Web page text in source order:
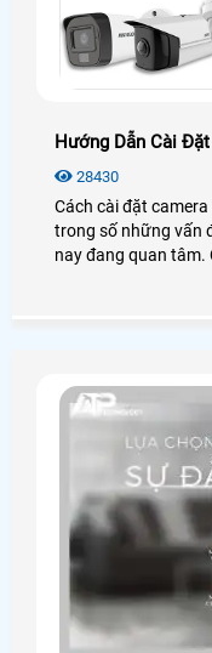
Hướng Dẫn Cài
28430
Cách cài đặt
trong số những vấn
nay đang quan tâm. Cùng với đó là sự thông dụng của